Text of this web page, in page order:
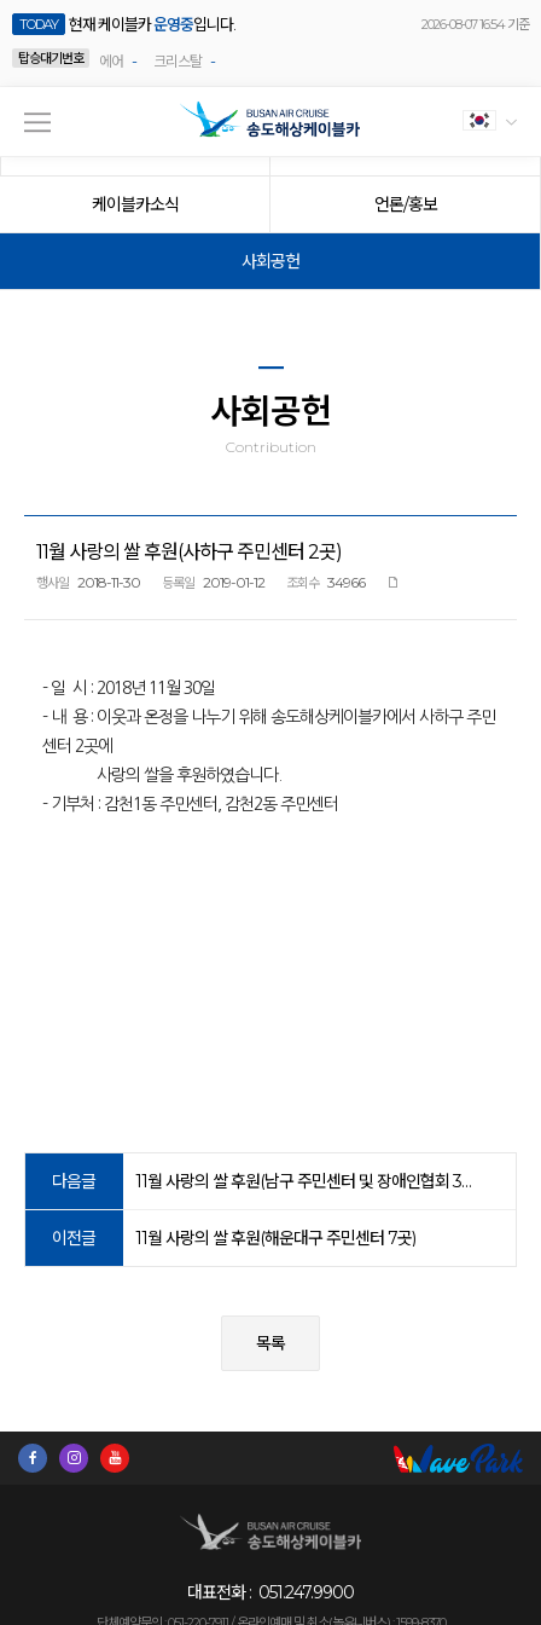
TODAY 현재 케이블카운영중입니다.
2026-08-07 16:54 기준
탑승대기번호
에어 - 크리스탈 -
케이블카소식 언론/홍보
사회공헌
사회공헌
Contribution
11월 사랑의 쌀 후원(사하구 주민센터 2곳)
행사일 2018-11-30 등록일 2019-01-12 조회수 34966
- 일 시 : 2018년 11월 30일
- 내 용 : 이웃과 온정을 나누기 위해 송도해상케이블카에서 사하구 주민
센터 2곳에
사랑의 쌀을 후원하였습니다.
- 기부처 : 감천1동 주민센터, 감천2동 주민센터
다음글 11월 사랑의 쌀 후원(남구 주민센터 및 장애인협회 3곳)
이전글 11월 사랑의 쌀 후원(해운대구 주민센터 7곳)
목록
대표전화 : 051.247.9900